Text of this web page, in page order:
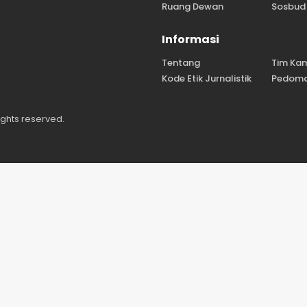
Ruang Dewan Sosbud
Informasi
Tentang
Tim
Kode Etik Jurnalistik
reserved.